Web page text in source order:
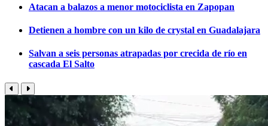
Atacan a balazos a menor motociclista en Zapopan
Detienen a hombre con un kilo de crystal en Guadalajara
Salvan a seis personas atrapadas por crecida de río en
cascada El Salto